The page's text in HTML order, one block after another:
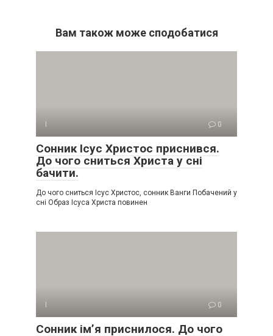
Вам також може сподобатися
І 0
Сонник Ісус Христос приснився.
До чого сниться Христа у сні
бачити.
До чого сниться Ісус Христос, сонник Ванги Побачений у
сні Образ Ісуса Христа повинен
І 0
Сонник ім’я приснилося. До чого